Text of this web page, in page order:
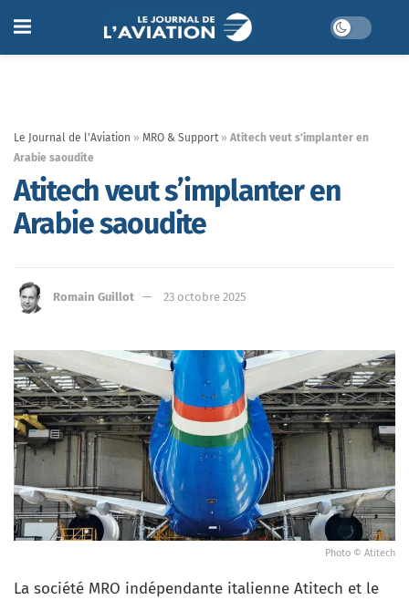
Le Journal de l'Aviation » MRO & Support » Atitech veut s’implanter en
Arabie saoudite
Atitech veut s’implanter en
Arabie saoudite
Romain Guillot 23 octobre 2025
Photo © Atitech
La société MRO indépendante italienne Atitech et le